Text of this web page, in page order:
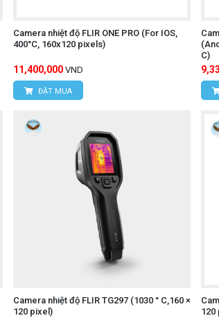
Camera nhiệt độ FLIR ONE PRO (For IOS,
400°C, 160x120 pixels)
11,400,000 VND
ĐẶT MUA
C)
Camera nhiệt độ FLIR TG297 (1030 ° C,160 ×
120 pixel)
120